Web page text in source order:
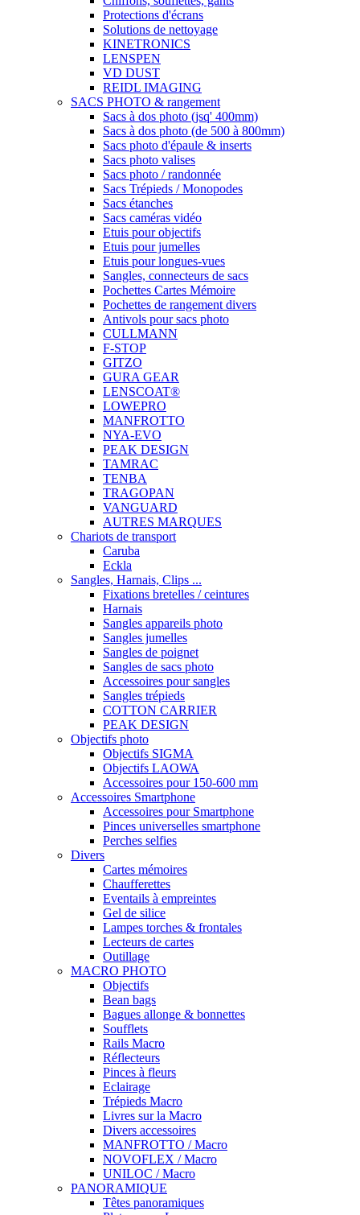
Protections d'écrans
Solutions de nettoyage
KINETRONICS
LENSPEN
VD DUST
REIDL IMAGING
SACS PHOTO & rangement
Sacs à dos photo (jsq' 400mm)
Sacs à dos photo (de 500 à 800mm)
Sacs photo d'épaule & inserts
Sacs photo valises
Sacs photo / randonnée
Sacs Trépieds / Monopodes
Sacs étanches
Sacs caméras vidéo
Etuis pour objectifs
Etuis pour jumelles
Etuis pour longues-vues
Sangles, connecteurs de sacs
Pochettes Cartes Mémoire
Pochettes de rangement divers
Antivols pour sacs photo
CULLMANN
F-STOP
GITZO
GURA GEAR
LENSCOAT®
LOWEPRO
MANFROTTO
NYA-EVO
PEAK DESIGN
TAMRAC
TENBA
TRAGOPAN
VANGUARD
AUTRES MARQUES
Chariots de transport
Caruba
Eckla
Sangles, Harnais, Clips ...
Fixations bretelles / ceintures
Harnais
Sangles appareils photo
Sangles jumelles
Sangles de poignet
Sangles de sacs photo
Accessoires pour sangles
Sangles trépieds
COTTON CARRIER
PEAK DESIGN
Objectifs photo
Objectifs SIGMA
Objectifs LAOWA
Accessoires pour 150-600 mm
Accessoires Smartphone
Accessoires pour Smartphone
Pinces universelles smartphone
Perches selfies
Divers
Cartes mémoires
Chaufferettes
Eventails à empreintes
Gel de silice
Lampes torches & frontales
Lecteurs de cartes
Outillage
MACRO PHOTO
Objectifs
Bean bags
Bagues allonge & bonnettes
Soufflets
Rails Macro
Réflecteurs
Pinces à fleurs
Eclairage
Trépieds Macro
Livres sur la Macro
Divers accessoires
MANFROTTO / Macro
NOVOFLEX / Macro
UNILOC / Macro
PANORAMIQUE
Têtes panoramiques